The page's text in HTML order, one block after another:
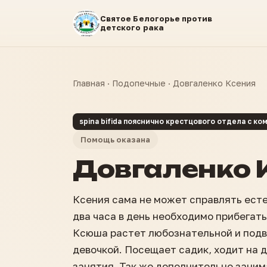
Святое Белогорье против
детского рака
Главная · Подопечные · Довгаленко Ксения
spina bifida пояснично крестцового отдела с
Помощь оказана
Довгаленко
Ксения сама не может справлять
два часа в день необходимо
Ксюша растет любознательной и
девочкой. Посещает садик, ходит на